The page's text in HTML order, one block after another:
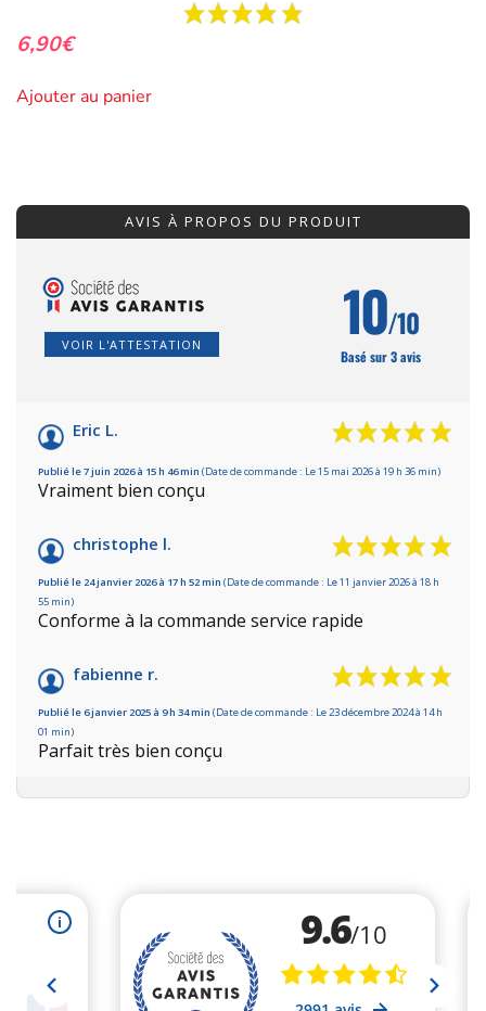
6,90€
Ajouter au panier
AVIS À PROPOS DU PRODUIT
VOIR L'ATTESTATION 10/10
Basé sur 3 avis
Eric L.
Publié le 7 juin 2026 à 15 h 46 min (Date de commande : Le 15 mai 2026 à 19 h 36 min)
Vraiment bien conçu
christophe l.
Publié le 24 janvier 2026 à 17 h 52 min (Date de commande : Le 11 janvier 2026 à 18 h
55 min)
Conforme à la commande service rapide
fabienne r.
Publié le 6 janvier 2025 à 9 h 34 min (Date de commande : Le 23 décembre 2024 à 14 h
01 min)
Parfait très bien conçu